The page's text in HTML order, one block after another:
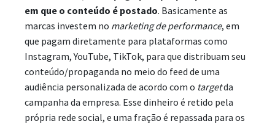
em que o conteúdo é postado. Basicamente as
marcas investem no marketing de performance, em
que pagam diretamente para plataformas como
Instagram, YouTube, TikTok, para que distribuam seu
conteúdo/propaganda no meio do feed de uma
audiência personalizada de acordo com o targetda
campanha da empresa. Esse dinheiro é retido pela
própria rede social, e uma fração é repassada para os